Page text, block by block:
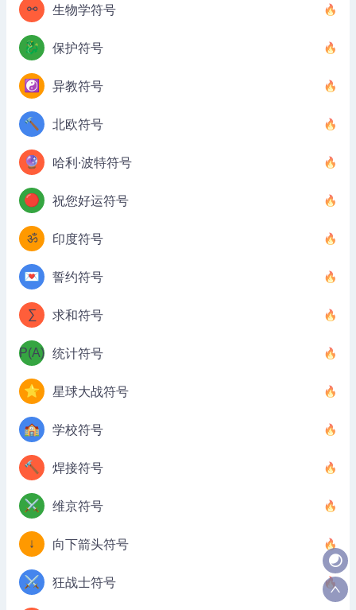
⚯ 生物学符号
🐉 保护符号
☯️ 异教符号
🔨 北欧符号
🔮 哈利·波特符号
🔴 祝您好运符号
ॐ 印度符号
💌 誓约符号
∑ 求和符号
P(A) 统计符号
⭐ 星球大战符号
🏫 学校符号
🔨 焊接符号
⚔️ 维京符号
↓ 向下箭头符号
⚔️ 狂战士符号